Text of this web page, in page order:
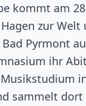
kommt am
zur Welt
Pyrmont
ihr
sammelt dort